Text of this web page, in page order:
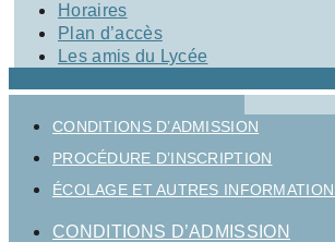
Horaires
Plan d’accès
Les amis du Lycée
CONDITIONS D’ADMISSION
PROCÉDURE D’INSCRIPTION
ÉCOLAGE ET AUTRES
CONDITIONS D’ADMISSION